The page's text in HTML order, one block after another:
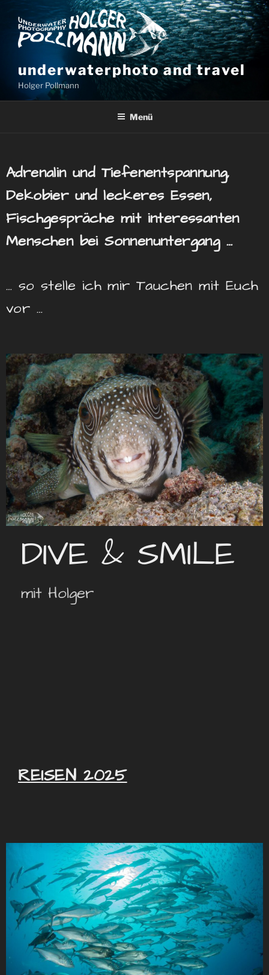
underwaterphoto and travel
Holger Pollmann
Menü
Adrenalin und Tiefenentspannung,
Dekobier und leckeres Essen,
Fischgespräche mit interessanten
Menschen bei Sonnenuntergang …
… so stelle ich mir Tauchen mit Euch
vor …
DIVE & SMILE
mit Holger
REISEN 2025